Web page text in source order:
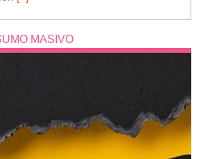
MASIVO